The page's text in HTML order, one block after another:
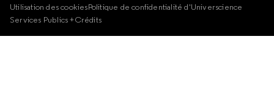
Utilisation des cookiesPolitique de confidentialité d'Universcience
Services Publics +Crédits